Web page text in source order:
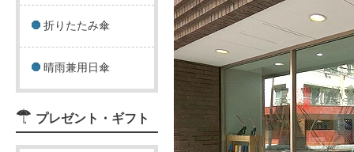
折りたたみ傘
晴雨兼用日傘
プレゼント・ギフト